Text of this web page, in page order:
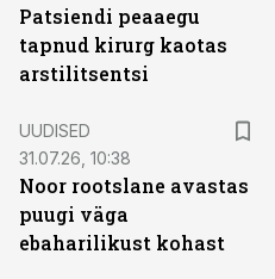
Patsiendi peaaegu
tapnud kirurg kaotas
arstilitsentsi
UUDISED
31.07.26, 10:38
Noor rootslane avastas
puugi väga
ebaharilikust kohast